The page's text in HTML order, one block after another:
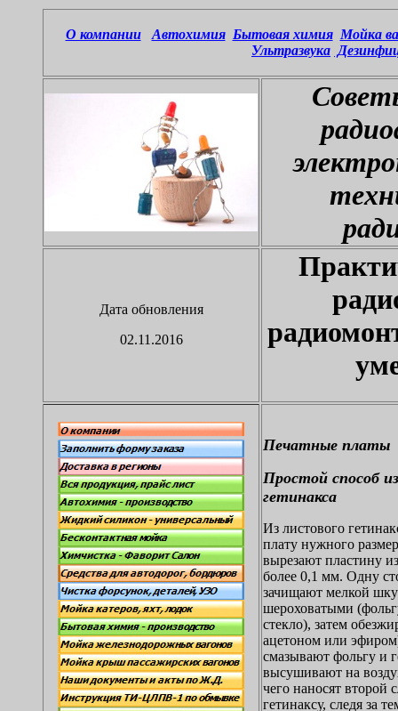
О компании Автохимия Бытовая химия Мойка
Ультразвука
Дата обновления
02.11.2016
Печатные платы
Простой способ
гетинакса
Из листового
плату нужного
вырезают пластину
более 0,1 мм. Одну
зачищают мелкой
шероховатыми
стекло), затем
ацетоном или
смазывают фольгу и
высушивают на
чего наносят второй
гетинаксу, следя за